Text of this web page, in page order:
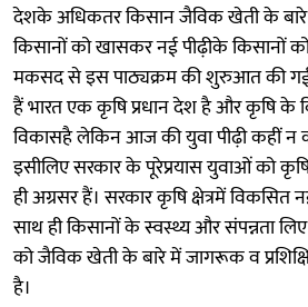
देशके अधिकतर किसान जैविक खेती के बारे
किसानों को खासकर नई पीढ़ीके किसानों
मकसद से इस पाठ्यक्रम की शुरुआत की
हैं भारत एक कृषि प्रधान देश है और कृषि के
विकासहै लेकिन आज की युवा पीढ़ी कहीं न
इसीलिए सरकार के पूरेप्रयास युवाओं को
ही अग्रसर हैं। सरकार कृषि क्षेत्रमें
साथ ही किसानों के स्वस्थ्य और संपन्नता
को जैविक खेती के बारे में जागरूक व
है।